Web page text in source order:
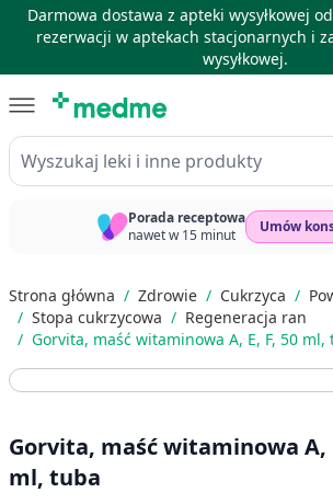
Darmowa dostawa z apteki wysyłkowej
rezerwacji w aptekach stacjonarnych i
wysyłkowej.
Wyszukaj leki i inne produkty
Porada receptowa
nawet w 15 minut
Umów
Strona główna / Zdrowie / Cukrzyca /
/ Stopa cukrzycowa / Regeneracja ran
/ Gorvita, maść witaminowa A, E, F, 50 ml,
Gorvita, maść witaminowa A,
ml, tuba